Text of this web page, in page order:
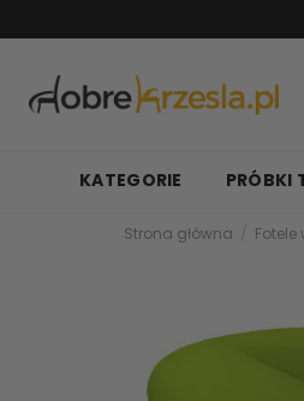
KATEGORIE PRÓBKI
Strona główna